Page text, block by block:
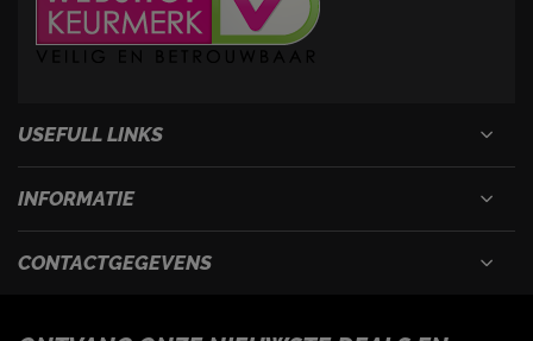
USEFULL LINKS
INFORMATIE
CONTACTGEGEVENS